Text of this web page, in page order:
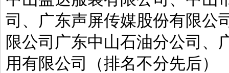
司、广东声屏传媒股份有限公
限公司广东中山石油分公司、
用有限公司（排名不分先后）